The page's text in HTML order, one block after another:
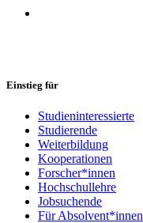
Einstieg für
Studieninteressierte
Studierende
Weiterbildung
Kooperationen
Forscher*innen
Hochschullehre
Jobsuchende
Für Absolvent*innen